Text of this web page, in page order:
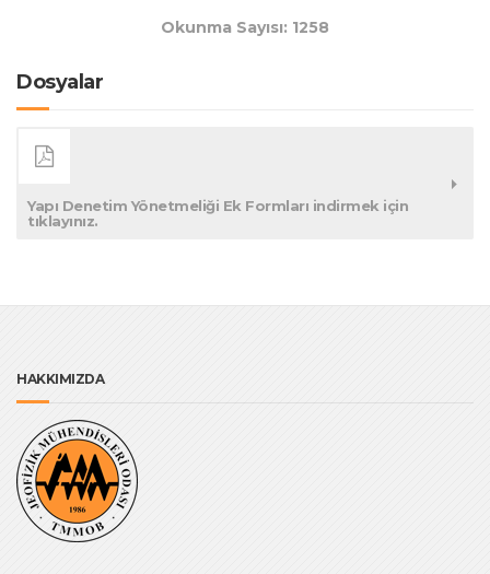
Okunma Sayısı: 1258
Dosyalar
Yapı Denetim Yönetmeliği Ek Formları indirmek için
tıklayınız.
HAKKIMIZDA